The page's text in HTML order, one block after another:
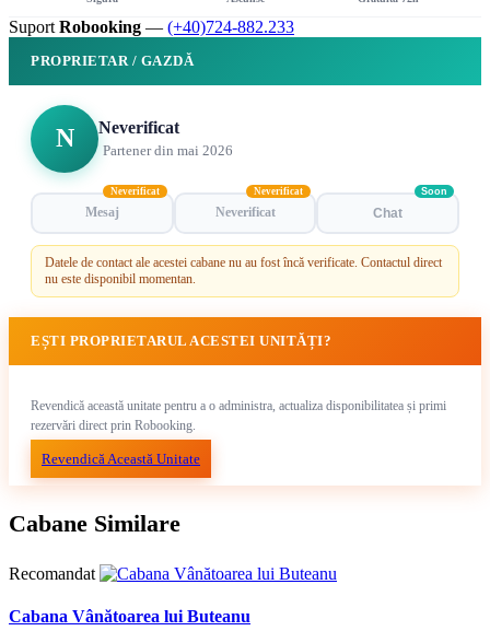
Suport Robooking — (+40)724-882.233
PROPRIETAR / GAZDĂ
N Neverificat
Partener din mai 2026
Mesaj
Neverificat
Neverificat
Neverificat
Chat
Soon
Datele de contact ale acestei cabane nu au fost încă verificate. Contactul direct
nu este disponibil momentan.
EȘTI PROPRIETARUL ACESTEI UNITĂȚI?
Revendică această unitate pentru a o administra, actualiza disponibilitatea și primi
rezervări direct prin Robooking.
Revendică Această Unitate
Cabane Similare
Recomandat
Cabana Vânătoarea lui Buteanu